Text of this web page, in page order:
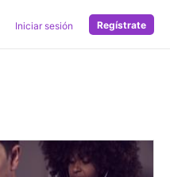
Iniciar sesión Regístrate